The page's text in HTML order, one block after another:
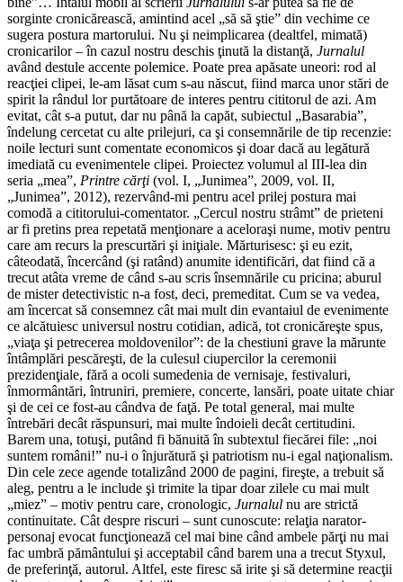
sorginte cronicărească, amintind acel „să să ştie” din vechime ce
sugera postura martorului. Nu şi neimplicarea (dealtfel, mimată)
cronicarilor – în cazul nostru deschis ţinută la distanţă, Jurnalul
având destule accente polemice. Poate prea apăsate uneori: rod al
reacţiei clipei, le-am lăsat cum s-au născut, fiind marca unor stări de
spirit la rândul lor purtătoare de interes pentru cititorul de azi. Am
evitat, cât s-a putut, dar nu până la capăt, subiectul „Basarabia”,
îndelung cercetat cu alte prilejuri, ca şi consemnările de tip recenzie:
noile lecturi sunt comentate economicos şi doar dacă au legătură
imediată cu evenimentele clipei. Proiectez volumul al III-lea din
seria „mea”, Printre cărţi (vol. I, „Junimea”, 2009, vol. II,
„Junimea”, 2012), rezervând-mi pentru acel prilej postura mai
comodă a cititorului-comentator. „Cercul nostru strâmt” de prieteni
ar fi pretins prea repetată menţionare a aceloraşi nume, motiv pentru
care am recurs la prescurtări şi iniţiale. Mărturisesc: şi eu ezit,
câteodată, încercând (şi ratând) anumite identificări, dat fiind că a
trecut atâta vreme de când s-au scris însemnările cu pricina; aburul
de mister detectivistic n-a fost, deci, premeditat. Cum se va vedea,
am încercat să consemnez cât mai mult din evantaiul de evenimente
ce alcătuiesc universul nostru cotidian, adică, tot cronicăreşte spus,
„viaţa şi petrecerea moldovenilor”: de la chestiuni grave la mărunte
întâmplări pescăreşti, de la culesul ciupercilor la ceremonii
prezidenţiale, fără a ocoli sumedenia de vernisaje, festivaluri,
înmormântări, întruniri, premiere, concerte, lansări, poate uitate chiar
şi de cei ce fost-au cândva de faţă. Pe total general, mai multe
întrebări decât răspunsuri, mai multe îndoieli decât certitudini.
Barem una, totuşi, putând fi bănuită în subtextul fiecărei file: „noi
suntem români!” nu-i o înjurătură şi patriotism nu-i egal naţionalism.
Din cele zece agende totalizând 2000 de pagini, fireşte, a trebuit să
aleg, pentru a le include şi trimite la tipar doar zilele cu mai mult
„miez” – motiv pentru care, cronologic, Jurnalul nu are strictă
continuitate. Cât despre riscuri – sunt cunoscute: relaţia narator-
personaj evocat funcţionează cel mai bine când ambele părţi nu mai
fac umbră pământului şi acceptabil când barem una a trecut Styxul,
de preferinţă, autorul. Altfel, este firesc să irite şi să determine reacţii